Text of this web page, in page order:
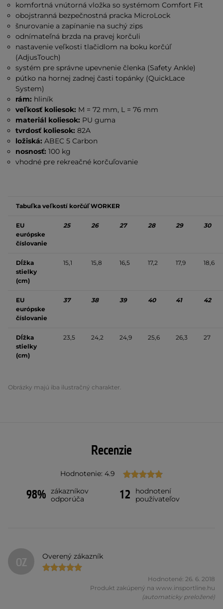
komfortná vnútorná vložka so systémom Comfort Fit
obojstranná bezpečnostná pracka MicroLock
šnurovanie a zapínanie na suchý zips
odnímateľná brzda na pravej korčuli
nastavenie veľkosti tlačidlom na boku korčúľ
(AdjusTouch)
systém pre správne upevnenie členka (Safety Ankle)
pútko na hornej zadnej časti topánky (QuickLace
System)
rám: hliník
veľkosť koliesok: M = 72 mm, L = 76 mm
materiál koliesok: PU guma
tvrdosť koliesok: 82A
ložiská: ABEC 5 Carbon
nosnosť: 100 kg
vhodné pre rekreačné korčuľovanie
Tabuľka veľkostí korčúľ WORKER
EU
európske
číslovanie
25 26 27 28 29 30
Dĺžka
stielky
(cm)
15,1 15,8 16,5 17,2 17,9 18,6
EU
európske
číslovanie
37 38 39 40 41 42
Dĺžka
stielky
(cm)
23,5 24,2 24,9 25,6 26,3 27
Obrázky majú iba ilustračný charakter.
Recenzie
Hodnotenie: 4.9
98% zákazníkov
odporúča
12
hodnotení
používateľov
OZ Overený zákazník
Hodnotené: 26. 6. 2018
Produkt zakúpený na www.insportline.hu
(automaticky preložené)